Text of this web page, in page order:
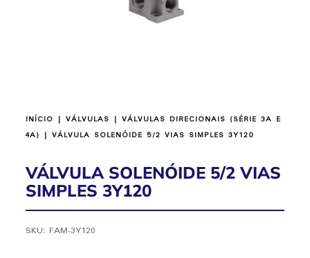
INÍCIO |VÁLVULAS |VÁLVULAS DIRECIONAIS (SÉRIE 3A E
4A) | VÁLVULA SOLENÓIDE 5/2 VIAS SIMPLES 3Y120
VÁLVULA SOLENÓIDE 5/2 VIAS
SIMPLES 3Y120
SKU:FAM-3Y120